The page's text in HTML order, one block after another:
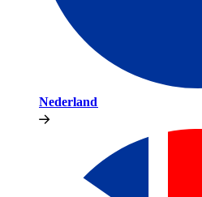
Nederland​​